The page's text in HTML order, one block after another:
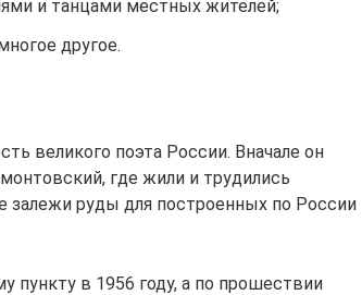
и танцами местных жителей;
другое.
великого поэта России. Вначале он
где жили и трудились
залежи руды для построенных по России
пункту в 1956 году, а по прошествии